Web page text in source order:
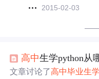
2015-02-03
高中生学python从
文章讨论了高中毕业生